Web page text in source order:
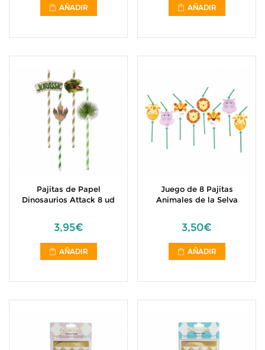
AÑADIR AÑADIR
Pajitas de Papel
Dinosaurios Attack 8 ud
3,95€
AÑADIR
Juego de 8 Pajitas
Animales de la Selva
3,50€
AÑADIR